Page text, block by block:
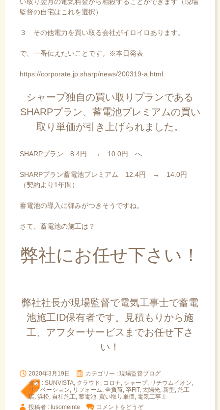
監督の自宅はこれを選択）
３ その他電力を買い取る会社がイロイロあります。
で、一番伝えたいことです。※本日発表
https://corporate.jp.sharp/news/200319-a.html
シャープ独自の買い取りプランである
SHARPプラン、蓄電池プレミアムの買い
取り単価が引き上げられました。
SHARPプラン 8.4円 → 10.0円 へ
SHARPプラン蓄電池プレミアム 12.4円 → 14.0円
（契約より1年間）
蓄電池の導入に弾みがつきそうですね。
さて、蓄電池の施工は？
弊社にお任せ下さい！
弊社社長が現場監督で電気工事士で蓄電
池施工ID保有者です。見積もりから施
工、アフターサービスまでお任せ下さ
い！
2020年3月19日 カテゴリー : 現場監督ブログ
タグ : SUNVISTA クラウド コロナ シャープ, リチウムイオン
リノベーション
リフォーム 全負荷 卒FIT, 太陽光 新型 施工
店 浜松 自社施工 蓄電池 買い取り単価 電気工事士
投稿者 : fusomeinte
コメントをどうぞ